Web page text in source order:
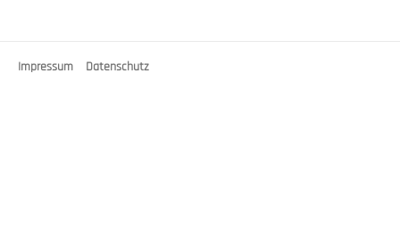
Impressum Datenschutz